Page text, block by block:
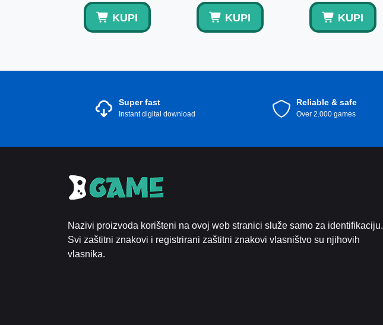
KUPI KUPI KUPI
Super fast
Instant digital download
Reliable & safe
Over 2.000 games
Nazivi proizvoda korišteni na ovoj web stranici služe samo za identifikaciju.
Svi zaštitni znakovi i registrirani zaštitni znakovi vlasništvo su njihovih
vlasnika.